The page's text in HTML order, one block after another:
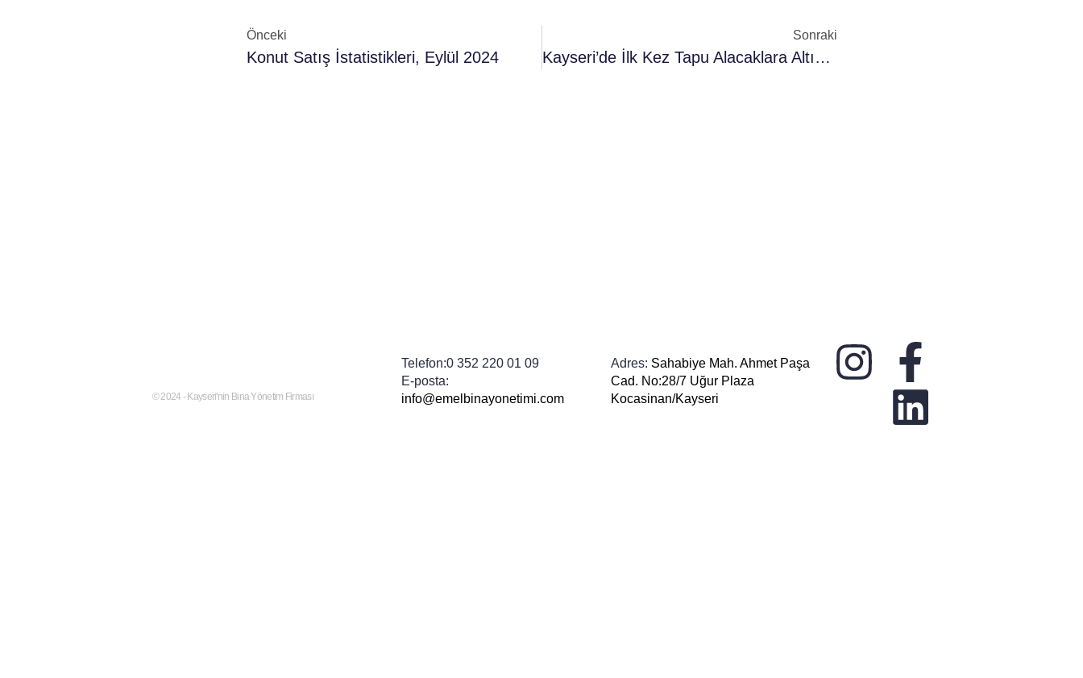
Önceki
Konut Satış İstatistikleri, Eylül 2024
Sonraki
Kayseri’de İlk Kez Tapu Alacaklara Altın Değerinde 7 Öneri
© 2024 - Kayseri'nin Bina Yönetim Firması
Telefon:0 352 220 01 09
E-posta:
info@emelbinayonetimi.com
Adres: Sahabiye Mah. Ahmet Paşa
Cad. No:28/7 Uğur Plaza
Kocasinan/Kayseri